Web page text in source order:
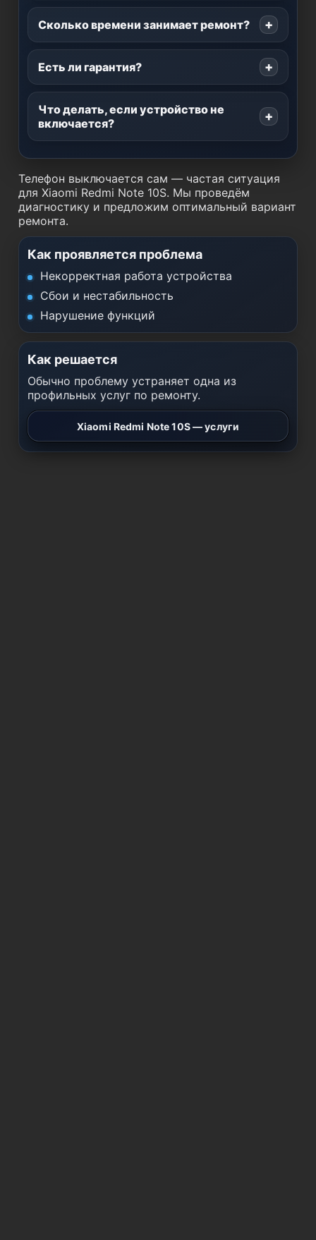
Сколько времени занимает ремонт?
Есть ли гарантия?
Что делать, если устройство не
включается?
Телефон выключается сам — частая ситуация
для Xiaomi Redmi Note 10S. Мы проведём
диагностику и предложим оптимальный вариант
ремонта.
Как проявляется проблема
Некорректная работа устройства
Сбои и нестабильность
Нарушение функций
Как решается
Обычно проблему устраняет одна из
профильных услуг по ремонту.
Xiaomi Redmi Note 10S — услуги